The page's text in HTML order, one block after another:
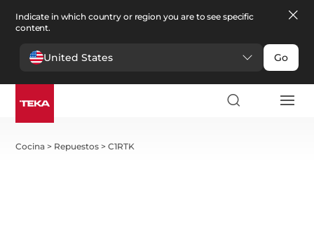
Indicate in which country or region you are to see specific
content.
United States Go
Cocina > Repuestos >C1RTK